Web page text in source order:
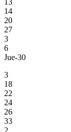
14
20
27
3
6
Jue-30
3
18
22
24
26
33
2